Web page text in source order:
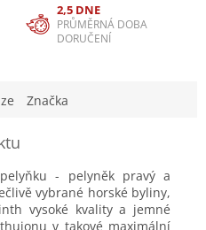
2,5 DNE
PRŮMĚRNÁ DOBA
DORUČENÍ
Značka
- pelyněk pravý a
vybrané horské byliny,
vysoké kvality a jemné
v takové maximální